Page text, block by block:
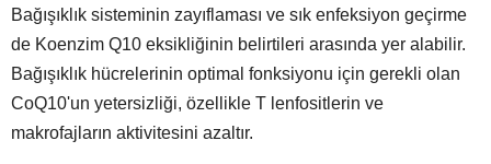
Bağışıklık sisteminin zayıflaması ve sık enfeksiyon geçirme
de Koenzim Q10 eksikliğinin belirtileri arasında yer alabilir.
Bağışıklık hücrelerinin optimal fonksiyonu için gerekli olan
CoQ10'un yetersizliği, özellikle T lenfositlerin ve
makrofajların aktivitesini azaltır.